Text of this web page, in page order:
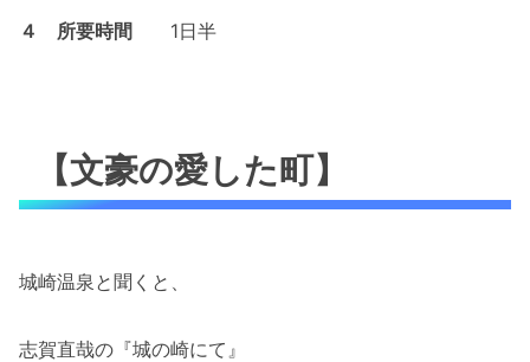
４ 所要時間 1日半
【文豪の愛した町】
城崎温泉と聞くと、
志賀直哉の『城の崎にて』